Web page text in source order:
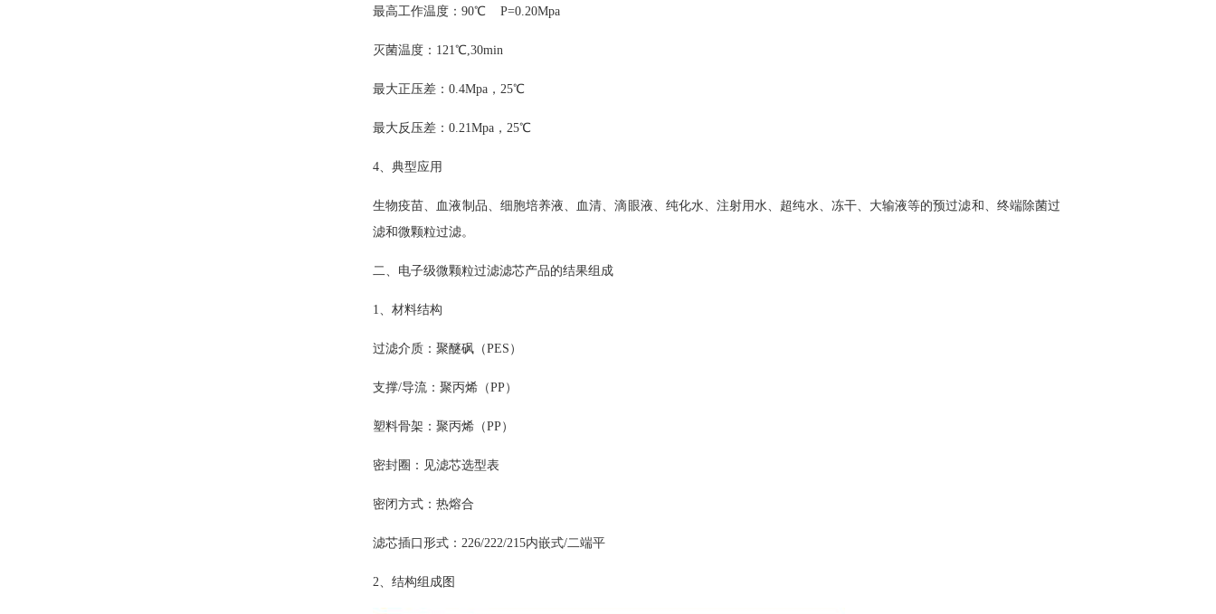
最高工作温度： 90℃ P=0.20Mpa
灭菌温度： 121℃,30min
最大正压差： 0.4Mpa， 25℃
最大反压差： 0.21Mpa， 25℃
4、典型应用
生物疫苗、血液制品、细胞培养液、血清、滴眼液、纯化水、注射用水、超纯水、冻干、大输液等的预过滤和、终端除菌过
滤和微颗粒过滤。
二、电子级微颗粒过滤滤芯产品的结果组成
1、材料结构
过滤介质：聚醚砜（PES）
支撑/导流：聚丙烯（PP）
塑料骨架：聚丙烯（PP）
密封圈：见滤芯选型表
密闭方式：热熔合
滤芯插口形式： 226/222/215内嵌式/二端平
2、结构组成图